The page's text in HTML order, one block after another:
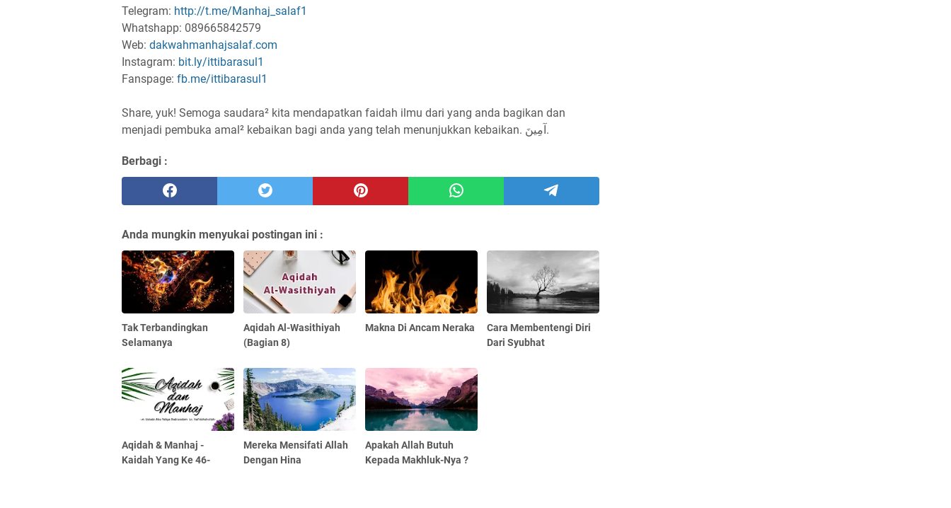
Telegram: http://t.me/Manhaj_salaf1
Whatshapp: 089665842579
Web: dakwahmanhajsalaf.com
Instagram: bit.ly/ittibarasul1
Fanspage: fb.me/ittibarasul1
Share, yuk! Semoga saudara² kita mendapatkan faidah ilmu dari yang anda bagikan dan
menjadi pembuka amal² kebaikan bagi anda yang telah menunjukkan kebaikan. آمِينَ.
Berbagi :
Anda mungkin menyukai postingan ini :
Tak Terbandingkan
Selamanya
Aqidah Al-Wasithiyah
(Bagian 8)
Makna Di Ancam Neraka
Cara Membentengi Diri
Dari Syubhat
Aqidah & Manhaj -
Kaidah Yang Ke 46-
Mereka Mensifati Allah
Dengan Hina
Apakah Allah Butuh
Kepada Makhluk-Nya ?